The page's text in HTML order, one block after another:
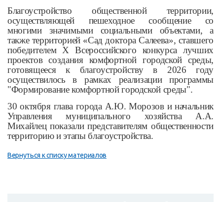
Благоустройство общественной территории,
осуществляющей пешеходное сообщение со
многими значимыми социальными объектами, а
также территорией «Сад доктора Салеева», ставшего
победителемX Всероссийского конкурса лучших
проектов создания комфортной городской среды,
готовящееся к благоустройству в 2026 году
осуществилось в рамках реализации программы
"Формирование комфортной городской среды".
30 октября глава города А.Ю. Морозов и начальник
Управления муниципального хозяйства А.А.
Михайлец показали представителям общественности
территорию и этапы благоустройства.
Вернуться к списку материалов